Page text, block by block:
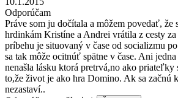
Odporúčam
Práve som ju dočítala a môžem povedať, že
hrdinkám Kristíne a Andrei vrátila z cesty
príbehu je situovaný v čase od socializmu
sa tak môže ocitnúť spätne v čase. Ani
nenašla lásku ktorá pretrvá,no ako priateľky
to,že život je ako hra Domino. Ak sa začnú
nezastaví..